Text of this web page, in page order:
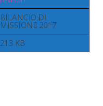
BILANCIO DI
MISSIONE 2017
213 KB